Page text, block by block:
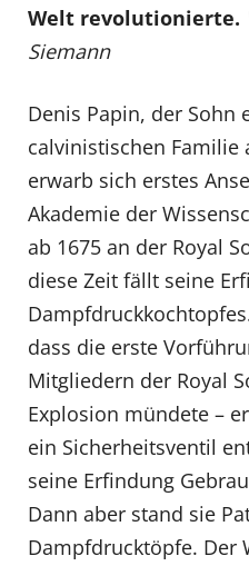
Welt revolutionierte.
Siemann
Denis Papin, der Sohn
calvinistischen Familie
erwarb sich erstes
Akademie der
ab 1675 an der Royal
diese Zeit fällt seine
dass die erste
Mitgliedern der Royal
Explosion mündete –
ein Sicherheitsventil
seine Erfindung
Dann aber stand sie
Dampfdrucktöpfe. Der